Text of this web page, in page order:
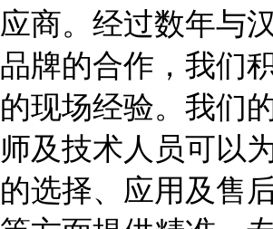
应商。经过数年与
品牌的合作，我们
的现场经验。我们
师及技术人员可以
的选择、应用及售